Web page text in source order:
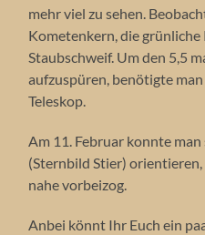
mehr viel zu sehen.
Kometenkern, die grünliche
Staubschweif. Um den 5,5
aufzuspüren, benötigte
Teleskop.
Am 11. Februar konnte
(Sternbild Stier) orientieren,
nahe vorbeizog.
Anbei könnt Ihr Euch ein